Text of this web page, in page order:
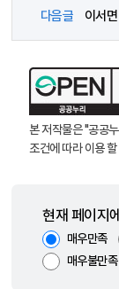
다음글
본 저작물은 "공공
조건에 따라 이용
현재 페이지
매우만족
매우불만족